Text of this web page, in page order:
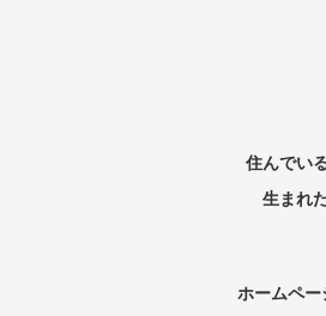
住んでい
生まれ
ホームペー